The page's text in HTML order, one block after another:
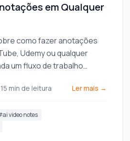
em Qualquer
como fazer anotações
Udemy ou qualquer
um fluxo de trabalho
15 min de leitura Ler mais →
ai video notes